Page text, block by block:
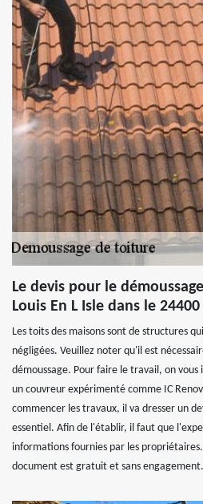
Le devis pour le
Louis En L Isle dans le 24400
Les toits des maisons sont de structures
négligées. Veuillez noter qu'il est
démoussage. Pour faire le travail, on
un couvreur expérimenté comme IC
commencer les travaux, il va dresser un
essentiel. Afin de l'établir, il faut que
informations fournies par les
document est gratuit et sans engagement.